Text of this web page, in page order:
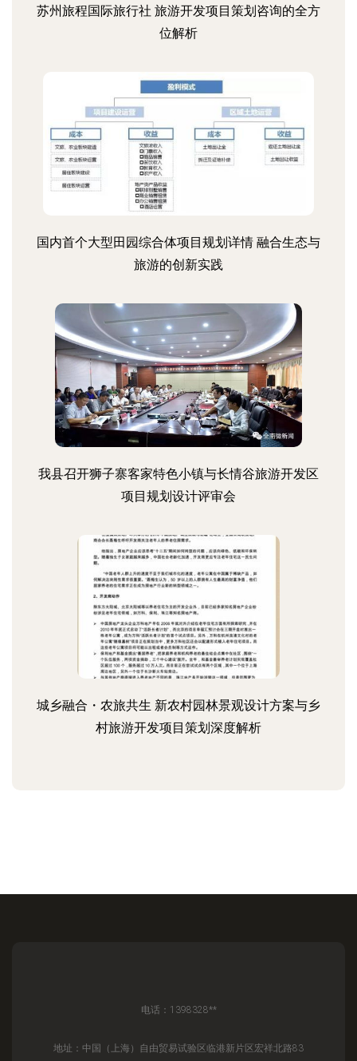
苏州旅程国际旅行社 旅游开发项目策划咨询的全方
位解析
国内首个大型田园综合体项目规划详情 融合生态与
旅游的创新实践
我县召开狮子寨客家特色小镇与长情谷旅游开发区
项目规划设计评审会
城乡融合・农旅共生 新农村园林景观设计方案与乡
村旅游开发项目策划深度解析
电话：1398328**
地址：中国（上海）自由贸易试验区临港新片区宏祥北路83